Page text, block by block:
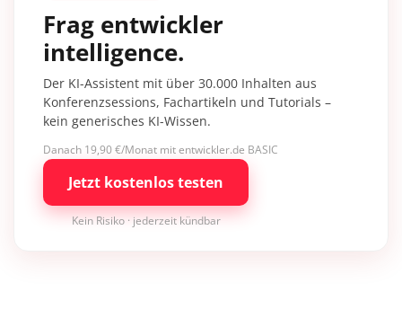
Frag entwickler
intelligence.
Der KI-Assistent mit über 30.000 Inhalten aus
Konferenzsessions, Fachartikeln und Tutorials –
kein generisches KI-Wissen.
Danach 19,90 €/Monat mit entwickler.de BASIC
Jetzt kostenlos testen
Kein Risiko · jederzeit kündbar